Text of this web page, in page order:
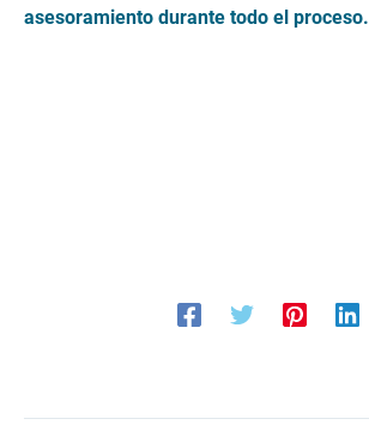
asesoramiento durante todo el proceso.